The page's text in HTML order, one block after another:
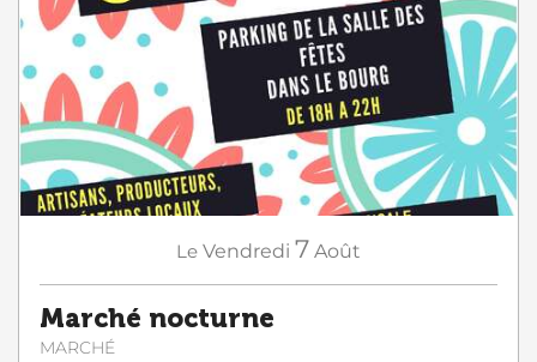
Le Vendredi 7 Août
Marché nocturne
MARCHÉ